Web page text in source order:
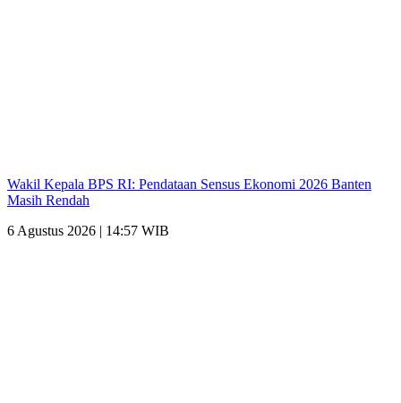
Wakil Kepala BPS RI: Pendataan Sensus Ekonomi 2026 Banten
Masih Rendah
6 Agustus 2026 | 14:57 WIB